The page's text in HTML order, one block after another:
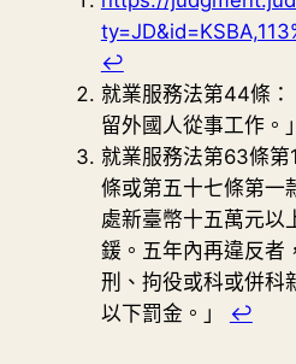
↩︎
就業服務法第44條
留外國人從事工作。
就業服務法第63條第
條或第五十七條第一
處新臺幣十五萬元以
鍰。五年內再違反者
刑、拘役或科或併科
以下罰金。」 ↩︎